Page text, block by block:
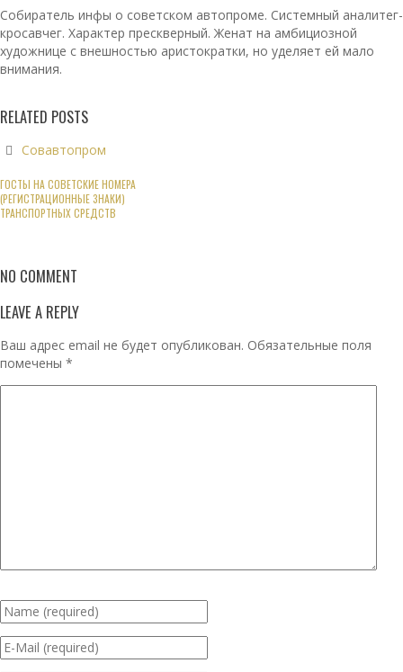
Собиратель инфы о советском автопроме. Системный аналитег-
кросавчег. Характер прескверный. Женат на амбициозной
художнице с внешностью аристократки, но уделяет ей мало
внимания.
RELATED POSTS
Совавтопром
ГОСТЫ НА СОВЕТСКИЕ НОМЕРА
(РЕГИСТРАЦИОННЫЕ ЗНАКИ)
ТРАНСПОРТНЫХ СРЕДСТВ
NO COMMENT
LEAVE A REPLY
Ваш адрес email не будет опубликован. Обязательные поля
помечены *